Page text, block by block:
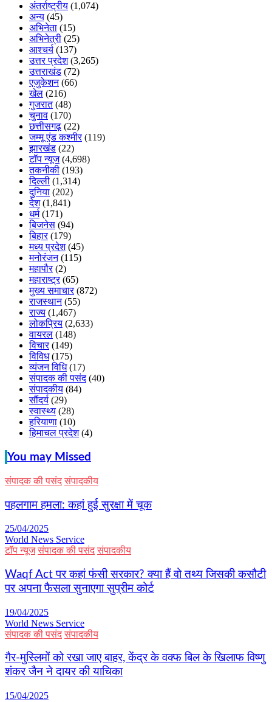
अंतर्राष्ट्रीय (1,074)
अन्य (45)
अभिनेता (15)
अभिनेत्री (25)
आश्चर्य (137)
उत्तर प्रदेश(3,265)
उत्तराखंड (72)
एजुकेशन(66)
खेल (216)
गुजरात(48)
चुनाव (170)
छत्तीसगढ़ (22)
जम्मू एंड कश्मीर(119)
झारखंड (22)
टॉप न्यूज(4,698)
तकनीकी (193)
दिल्ली (1,314)
दुनिया (202)
देश(1,841)
धर्म(171)
बिजनेस (94)
बिहार(179)
मध्य प्रदेश(45)
मनोरंजन(115)
महापौर(2)
महाराष्ट्र(65)
मुख्य समाचार(872)
राजस्थान(55)
राज्य (1,467)
लोकप्रिय (2,633)
वायरल (148)
विचार(149)
विविध(175)
व्यंजन विधि(17)
संपादक की पसंद(40)
संपादकीय (84)
सौंदर्य (29)
स्वास्थ्य (28)
हरियाणा (10)
हिमाचल प्रदेश(4)
You may Missed
संपादक की पसंद संपादकीय
पहलगाम हमला: कहां हुई सुरक्षा में चूक
25/04/2025
World News Service
टॉप न्यूज संपादक की पसंद संपादकीय
Waqf Act पर कहां फंसी सरकार? क्या हैं वो तथ्य जिसकी कसौटी
पर अपना फैसला सुनाएगा सुप्रीम कोर्ट
19/04/2025
World News Service
संपादक की पसंद संपादकीय
गैर-मुस्लिमों को रखा जाए बाहर, केंद्र के वक्फ बिल के खिलाफ विष्णु
शंकर जैन ने दायर की याचिका
15/04/2025